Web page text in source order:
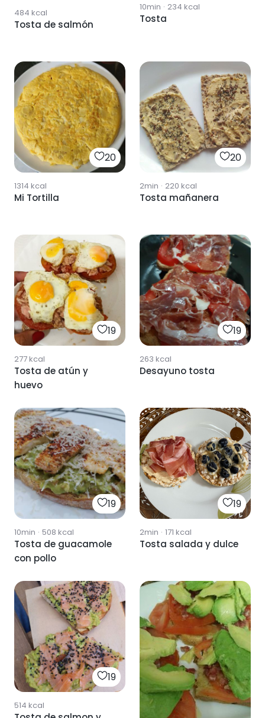
484 kcal
Tosta de salmón
10min · 234 kcal
Tosta
20
1314 kcal
Mi Tortilla
20
2min · 220 kcal
Tosta mañanera
19
277kcal
Tosta de atún y
huevo
19
263 kcal
Desayuno tosta
19
10min · 508 kcal
Tosta de guacamole
con pollo
19
2min · 171 kcal
Tosta salada y dulce
19
514 kcal